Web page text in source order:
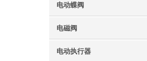
电动蝶阀
电磁阀
电动执行器